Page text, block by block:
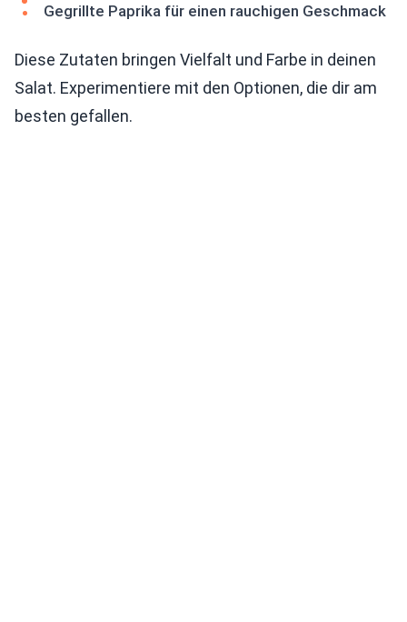
Gegrillte Paprika für einen rauchigen Geschmack
Diese Zutaten bringen Vielfalt und Farbe in deinen
Salat. Experimentiere mit den Optionen, die dir am
besten gefallen.